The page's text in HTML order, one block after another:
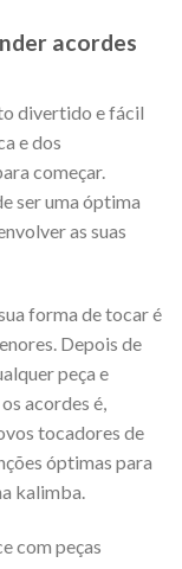
acordes
divertido e fácil
e dos
começar.
ser uma óptima
as suas
forma de tocar é
Depois de
peça e
acordes é,
tocadores de
óptimas para
kalimba.
com peças